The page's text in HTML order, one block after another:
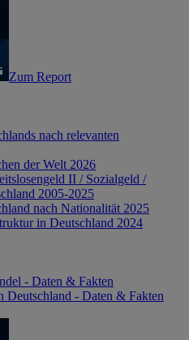
Zum Report
nach relevanten
der Welt 2026
II / Sozialgeld /
2005-2025
nach Nationalität 2025
in Deutschland 2024
- Daten & Fakten
Deutschland - Daten & Fakten